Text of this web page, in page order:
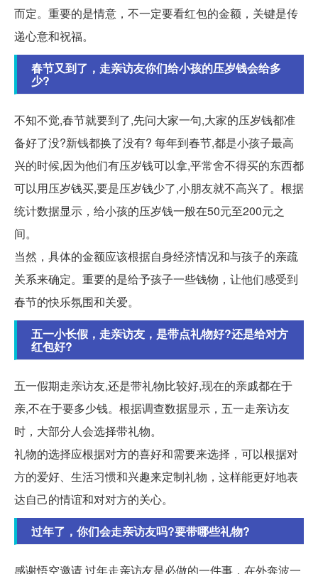
而定。重要的是情意，不一定要看红包的金额，关键是传
递心意和祝福。
春节又到了，走亲访友你们给小孩的压岁钱会给多
少?
不知不觉,春节就要到了,先问大家一句,大家的压岁钱都准
备好了没?新钱都换了没有? 每年到春节,都是小孩子最高
兴的时候,因为他们有压岁钱可以拿,平常舍不得买的东西都
可以用压岁钱买,要是压岁钱少了,小朋友就不高兴了。根据
统计数据显示，给小孩的压岁钱一般在50元至200元之
间。
当然，具体的金额应该根据自身经济情况和与孩子的亲疏
关系来确定。重要的是给予孩子一些钱物，让他们感受到
春节的快乐氛围和关爱。
五一小长假，走亲访友，是带点礼物好?还是给对方
红包好?
五一假期走亲访友,还是带礼物比较好,现在的亲戚都在于
亲,不在于要多少钱。根据调查数据显示，五一走亲访友
时，大部分人会选择带礼物。
礼物的选择应根据对方的喜好和需要来选择，可以根据对
方的爱好、生活习惯和兴趣来定制礼物，这样能更好地表
达自己的情谊和对对方的关心。
过年了，你们会走亲访友吗?要带哪些礼物?
感谢悟空邀请 过年走亲访友是必做的一件事，在外奔波一